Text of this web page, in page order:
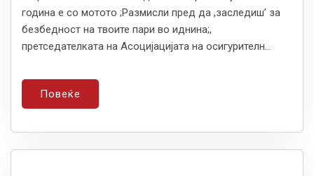
година е со мотото ;Размисли пред да ,заследиш’ за
безбедност на твоите пари во иднина;,
претседателката на Асоцијацијата на осигурителн...
Повеќе